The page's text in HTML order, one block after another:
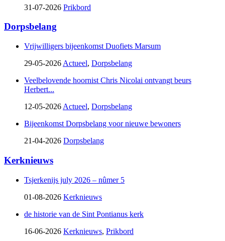
31-07-2026 Prikbord
Dorpsbelang
Vrijwilligers bijeenkomst Duofiets Marsum
29-05-2026 Actueel, Dorpsbelang
Veelbelovende hoornist Chris Nicolai ontvangt beurs
Herbert...
12-05-2026 Actueel, Dorpsbelang
Bijeenkomst Dorpsbelang voor nieuwe bewoners
21-04-2026 Dorpsbelang
Kerknieuws
Tsjerkenijs july 2026 – nûmer 5
01-08-2026 Kerknieuws
de historie van de Sint Pontianus kerk
16-06-2026 Kerknieuws, Prikbord